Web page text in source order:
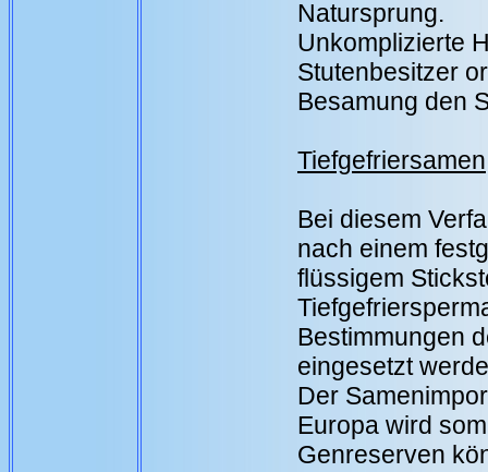
Natursprung.
Unkomplizierte
Stutenbesitzer
Besamung den
Tiefgefriersamen
Bei diesem
nach einem
flüssigem
Bestimmungen
eingesetzt
Der
Europa wird
Genreserven